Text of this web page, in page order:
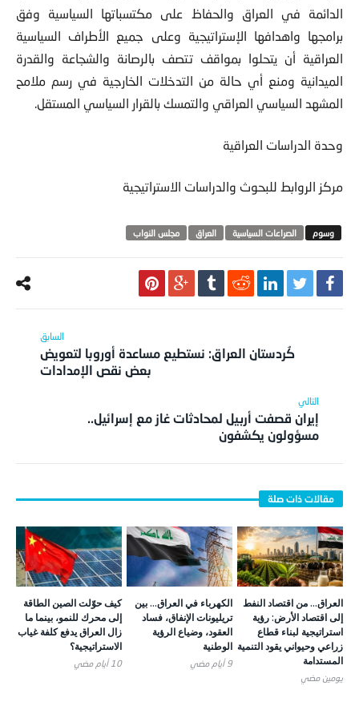
الدائمة في العراق والحفاظ على مكتسباتها السياسية وفق
برامجها واهدافها الإستراتيجية وعلى جميع الأطراف السياسية
العراقية أن يتحلوا بمواقف تتصف بالرصانة والشجاعة والقدرة
الميدانية ومنع أي حالة من التدخلات الخارجية في رسم ملامح
المشهد السياسي العراقي والتمسك بالقرار السياسي المستقل.
وحدة الدراسات العراقية
مركز الروابط للبحوث والدراسات الاستراتيجية
الصراعات السياسية العراق مجلس النواب
كُردستان العراق: نستطيع مساعدة أوروبا لتعويض
بعض نقص الإمدادات
إيران قصفت أربيل لمحادثات غاز مع إسرائيل..
مسؤولون يكشفون
العراق… من اقتصاد النفط
إلى اقتصاد الأرض: رؤية
استراتيجية لبناء قطاع
زراعي وحيواني يقود التنمية
المستدامة
يومين ‎مضي
الكهرباء في العراق… بين
تريليونات الإنفاق، فساد
العقود، وضياع الرؤية
الوطنية
9 أيام ‎مضي
كيف حوّلت الصين الطاقة
إلى محرك للنمو، بينما ما
زال العراق يدفع كلفة غياب
الاستراتيجية؟
10 أيام ‎مضي